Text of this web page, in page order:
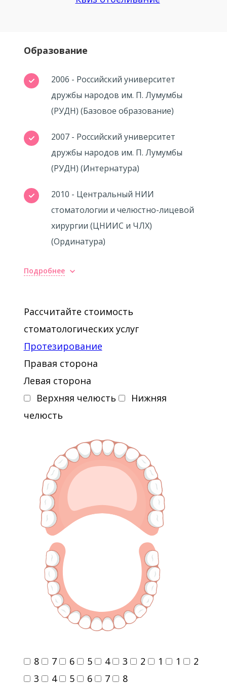
Образование
2006 - Российский университет
дружбы народов им. П. Лумумбы
(РУДН) (Базовое образование)
2007 - Российский университет
дружбы народов им. П. Лумумбы
(РУДН) (Интернатура)
2010 - Центральный НИИ
стоматологии и челюстно-лицевой
хирургии (ЦНИИС и ЧЛХ)
(Ординатура)
Подробнее
Рассчитайте стоимость
стоматологических услуг
Протезирование
Правая сторона
Левая сторона
Верхняя челюсть
Нижняя
челюсть
8 7 6 5 4 3 2 1 1
2
3
4 5 6 7 8